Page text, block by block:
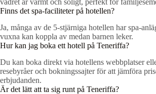
vädret är varmt och soligt, perfekt för
Finns det spa-faciliteter på hotellen?
Ja, många av de 5-stjärniga hotellen har spa-
vuxna kan koppla av medan barnen leker.
Hur kan jag boka ett hotell på Teneriffa?
Du kan boka direkt via hotellens webbplatser
resebyråer och bokningssajter för att jämföra
erbjudanden.
Är det lätt att ta sig runt på Teneriffa?